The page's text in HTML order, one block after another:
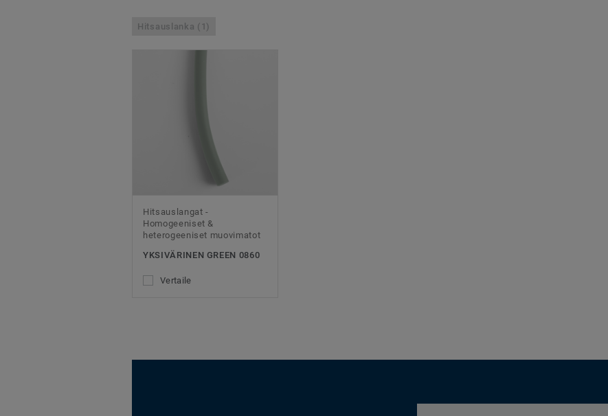
Hitsauslanka (1)
Hitsauslangat -
Homogeeniset &
heterogeeniset muovimatot
YKSIVÄRINEN GREEN 0860
Vertaile